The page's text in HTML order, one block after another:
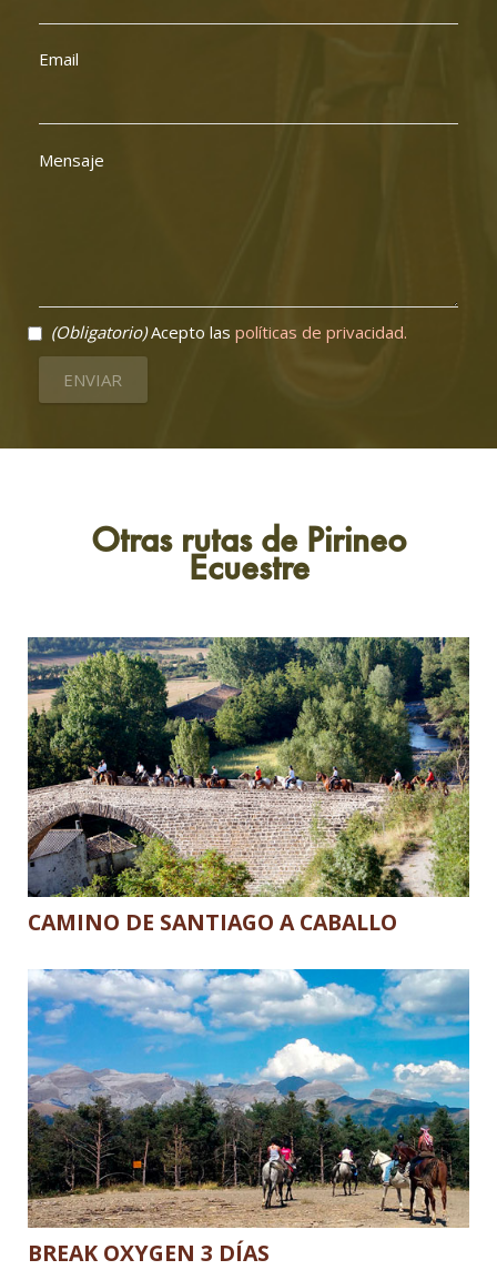
Email
Mensaje
(Obligatorio)Acepto las políticas de privacidad.
Otras rutas de Pirineo
Ecuestre
CAMINO DE SANTIAGO A CABALLO
BREAK OXYGEN 3 DÍAS